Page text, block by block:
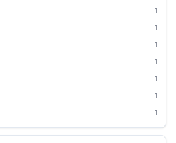
1
1
1
1
1
1
1